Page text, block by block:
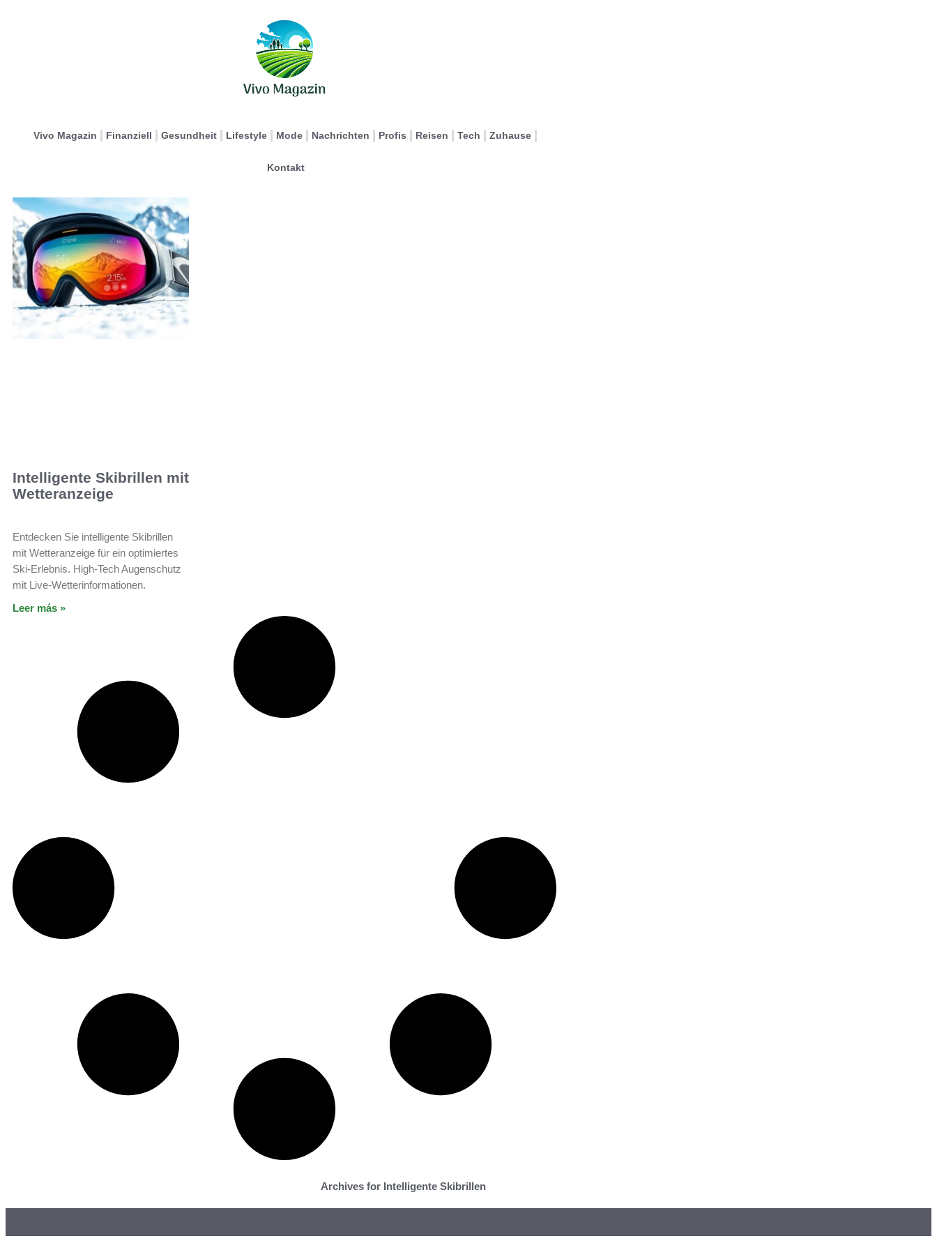
Vivo Magazin Finanziell Gesundheit Lifestyle Mode Nachrichten Profis Reisen Tech Zuhause
Kontakt
Intelligente Skibrillen mit
Wetteranzeige
Entdecken Sie intelligente Skibrillen
mit Wetteranzeige für ein optimiertes
Ski-Erlebnis. High-Tech Augenschutz
mit Live-Wetterinformationen.
Leer más »
Archives for Intelligente Skibrillen